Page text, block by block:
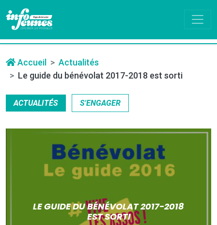
Accueil
Actualités
Le guide du bénévolat 2017-2018 est sorti
ACTUALITÉS S'ENGAGER
LE GUIDE DU BÉNÉVOLAT 2017-2018
EST SORTI